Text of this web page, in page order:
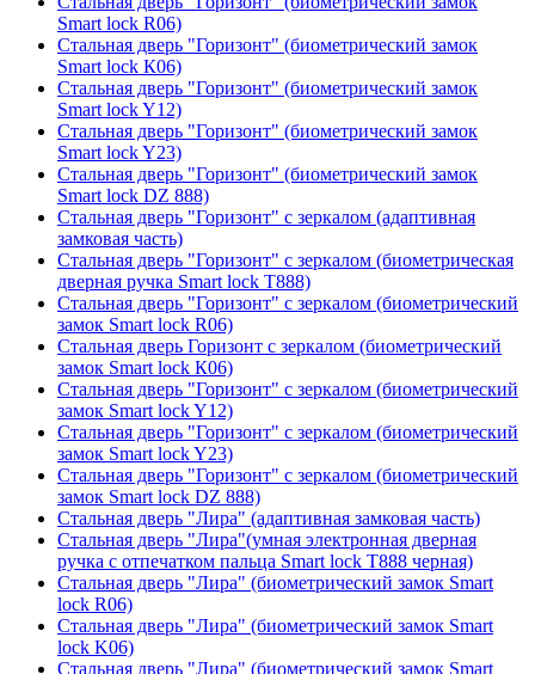
Smart lock R06)
Стальная дверь "Горизонт" (биометрический замок
Smart lock К06)
Стальная дверь "Горизонт" (биометрический замок
Smart lock Y12)
Стальная дверь "Горизонт" (биометрический замок
Smart lock Y23)
Стальная дверь "Горизонт" (биометрический замок
Smart lock DZ 888)
Стальная дверь "Горизонт" с зеркалом (адаптивная
замковая часть)
Стальная дверь "Горизонт" с зеркалом (биометрическая
дверная ручка Smart lock T888)
Стальная дверь "Горизонт" с зеркалом (биометрический
замок Smart lock R06)
Стальная дверь Горизонт с зеркалом (биометрический
замок Smart lock К06)
Стальная дверь "Горизонт" с зеркалом (биометрический
замок Smart lock Y12)
Стальная дверь "Горизонт" с зеркалом (биометрический
замок Smart lock Y23)
Стальная дверь "Горизонт" с зеркалом (биометрический
замок Smart lock DZ 888)
Стальная дверь "Лира" (адаптивная замковая часть)
Стальная дверь "Лира"(умная электронная дверная
ручка с отпечатком пальца Smart lock T888 черная)
Стальная дверь "Лира" (биометрический замок Smart
lock R06)
Стальная дверь "Лира" (биометрический замок Smart
lock K06)
Стальная дверь "Лира" (биометрический замок Smart